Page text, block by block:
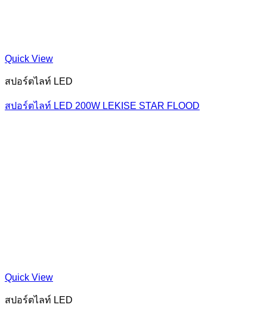
Quick View
สปอร์ตไลท์ LED
สปอร์ตไลท์ LED 200W LEKISE STAR FLOOD
Quick View
สปอร์ตไลท์ LED